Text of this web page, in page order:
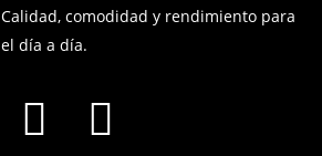
Calidad, comodidad y rendimiento para
el día a día.